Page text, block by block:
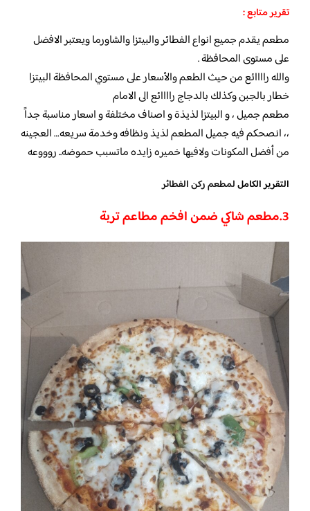
تقرير متابع :
مطعم يقدم جميع انواع الفطائر والبيتزا والشاورما ويعتبر الافضل
على مستوى المحافظة .
والله راااائع من حيث الطعم والأسعار على مستوي المحافظة البيتزا
خطار بالجبن وكذلك بالدجاج راااائع الى الامام
مطعم جميل ، و البيتزا لذيذة و اصناف مختلفة و اسعار مناسبة جداً
،، انصحكم فيه جميل المطعم لذيذ ونظافه وخدمة سريعه… العجينه
من أفضل المكونات ولافيها خميره زايده ماتسبب حموضه.. روووعه
التقرير الكامللمطعم ركن الفطائر
3.مطعم شاكي ضمن افخم مطاعم تربة